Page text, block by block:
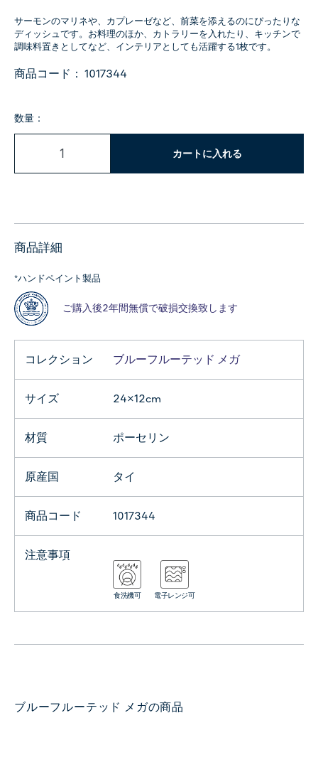
サーモンのマリネや、カプレーゼなど、前菜を添えるのにぴったりな
ディッシュです。お料理のほか、カトラリーを入れたり、キッチンで
調味料置きとしてなど、インテリアとしても活躍する1枚です。
商品コード： 1017344
数量：
カートに入れる
商品詳細
*ハンドペイント製品
ご購入後2年間無償で破損交換致します
コレクション ブルーフルーテッド メガ
サイズ 24×12cm
材質 ポーセリン
原産国 タイ
商品コード 1017344
注意事項
食洗機可 電子レンジ可
ブルーフルーテッド メガの商品